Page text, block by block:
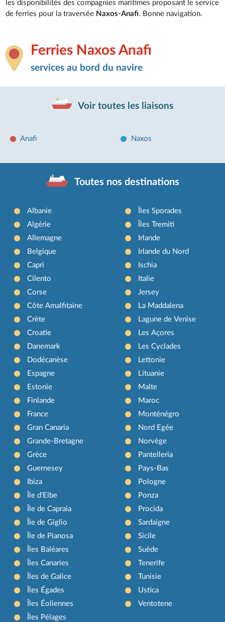
les disponibilités des compagnies maritimes proposant le service
de ferries pour la traversée Naxos-Anafi. Bonne navigation.
Ferries Naxos Anafi
services au bord du navire
Voir toutes les liaisons
Anafi Naxos
Toutes nos destinations
Albanie
Algérie
Allemagne
Belgique
Capri
Cilento
Corse
Côte Amalfitaine
Crète
Croatie
Danemark
Dodécanèse
Espagne
Estonie
Finlande
France
Gran Canaria
Grande-Bretagne
Grèce
Guernesey
Ibiza
Île d’Elbe
Île de Capraia
Île de Giglio
Île de Pianosa
Îles Baléares
Îles Canaries
Îles de Galice
Îles Égades
Îles Éoliennes
Îles Pélages
Îles Sporades
Îles Tremiti
Irlande
Irlande du Nord
Ischia
Italie
Jersey
La Maddalena
Lagune de Venise
Les Açores
Les Cyclades
Lettonie
Lituanie
Malte
Maroc
Monténégro
Nord Egée
Norvège
Pantelleria
Pays-Bas
Pologne
Ponza
Procida
Sardaigne
Sicile
Suède
Tenerife
Tunisie
Ustica
Ventotene